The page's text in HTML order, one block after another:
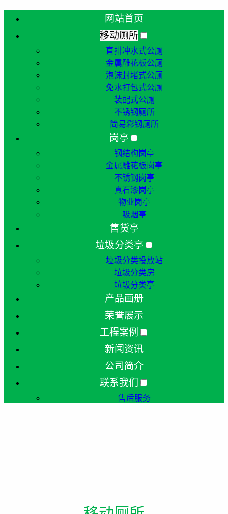
网站首页
移动厕所
直排冲水式公厕
金属雕花板公厕
泡沫封堵式公厕
免水打包式公厕
装配式公厕
不锈钢厕所
简易彩钢厕所
岗亭
钢结构岗亭
金属雕花板岗亭
不锈钢岗亭
真石漆岗亭
物业岗亭
吸烟亭
售货亭
垃圾分类亭
垃圾分类投放站
垃圾分类房
垃圾分类亭
产品画册
荣誉展示
工程案例
新闻资讯
公司简介
联系我们
售后服务